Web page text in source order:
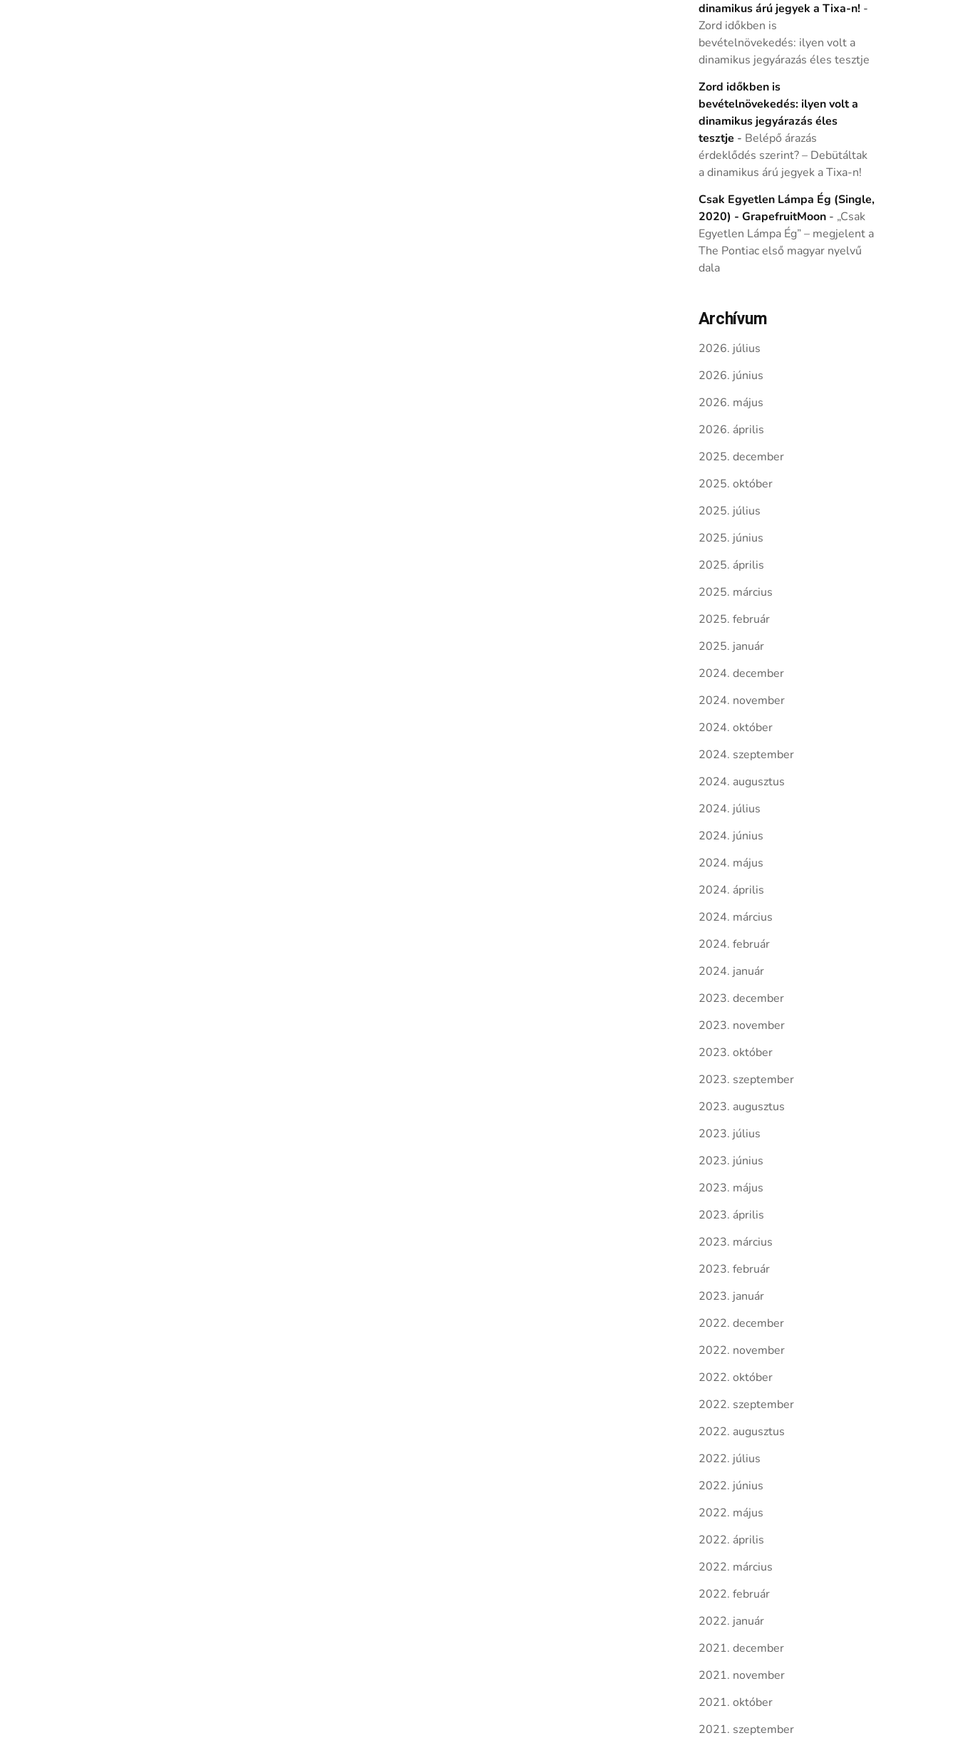
dinamikus árú jegyek a Tixa-n! -
Zord időkben is
bevételnövekedés: ilyen volt a
dinamikus jegyárazás éles tesztje
Zord időkben is
bevételnövekedés: ilyen volt a
dinamikus jegyárazás éles
tesztje - Belépő árazás
érdeklődés szerint? – Debütáltak
a dinamikus árú jegyek a Tixa-n!
Csak Egyetlen Lámpa Ég (Single,
2020) - GrapefruitMoon- „Csak
Egyetlen Lámpa Ég” – megjelent a
The Pontiac első magyar nyelvű
dala
Archívum
2026. július
2026. június
2026. május
2026. április
2025. december
2025. október
2025. július
2025. június
2025. április
2025. március
2025. február
2025. január
2024. december
2024. november
2024. október
2024. szeptember
2024. augusztus
2024. július
2024. június
2024. május
2024. április
2024. március
2024. február
2024. január
2023. december
2023. november
2023. október
2023. szeptember
2023. augusztus
2023. július
2023. június
2023. május
2023. április
2023. március
2023. február
2023. január
2022. december
2022. november
2022. október
2022. szeptember
2022. augusztus
2022. július
2022. június
2022. május
2022. április
2022. március
2022. február
2022. január
2021. december
2021. november
2021. október
2021. szeptember